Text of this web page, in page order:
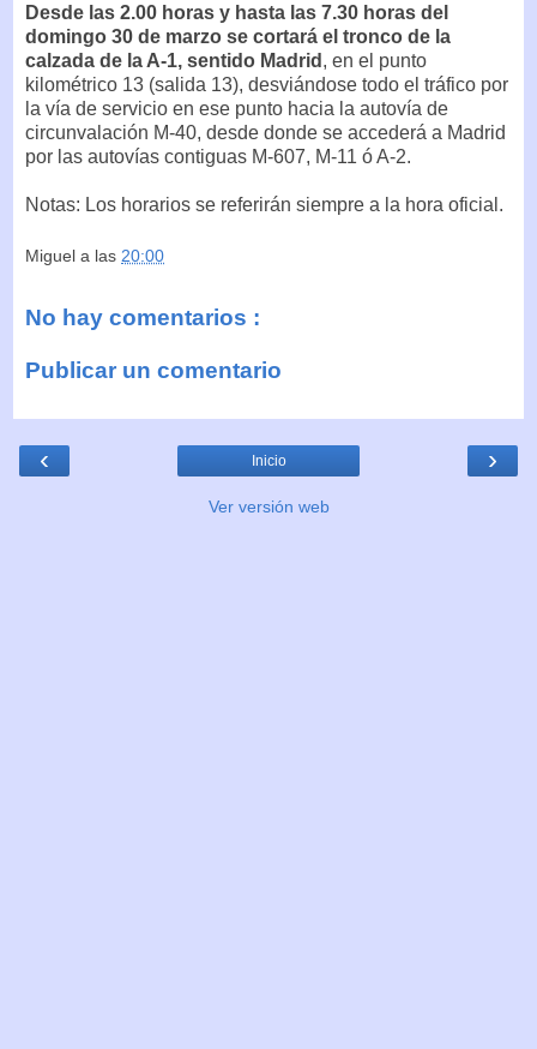
Desde las 2.00 horas y hasta las 7.30 horas del
domingo 30 de marzo se cortará el tronco de la
calzada de la A-1, sentido Madrid , en el punto
kilométrico 13 (salida 13), desviándose todo el tráfico por
la vía de servicio en ese punto hacia la autovía de
circunvalación M-40, desde donde se accederá a Madrid
por las autovías contiguas M-607, M-11 ó A-2.
Notas: Los horarios se referirán siempre a la hora oficial.
Miguel a las 20:00
No hay comentarios :
Publicar un comentario
‹ ›
Inicio
Ver versión web